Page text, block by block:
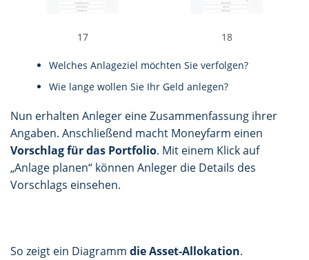
17 18
Welches Anlageziel möchten Sie verfolgen?
Wie lange wollen Sie Ihr Geld anlegen?
Nun erhalten Anleger eine Zusammenfassung ihrer
Angaben. Anschließend macht Moneyfarm einen
Vorschlag für das Portfolio. Mit einem Klick auf
„Anlage planen“ können Anleger die Details des
Vorschlags einsehen.
So zeigt ein Diagramm die Asset-Allokation.